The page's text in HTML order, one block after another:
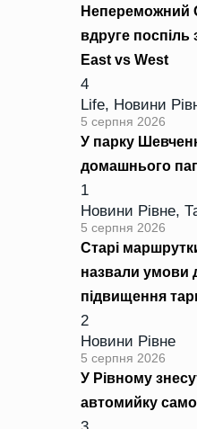
Непереможний
вдруге поспіль
East vs West
4
Life, Новини
5 серпня 2026
У парку
домашнього
1
Новини Рівне,
5 серпня 2026
Старі
назвали умови
підвищення
2
Новини Рівне
5 серпня 2026
У Рівному
автомийку